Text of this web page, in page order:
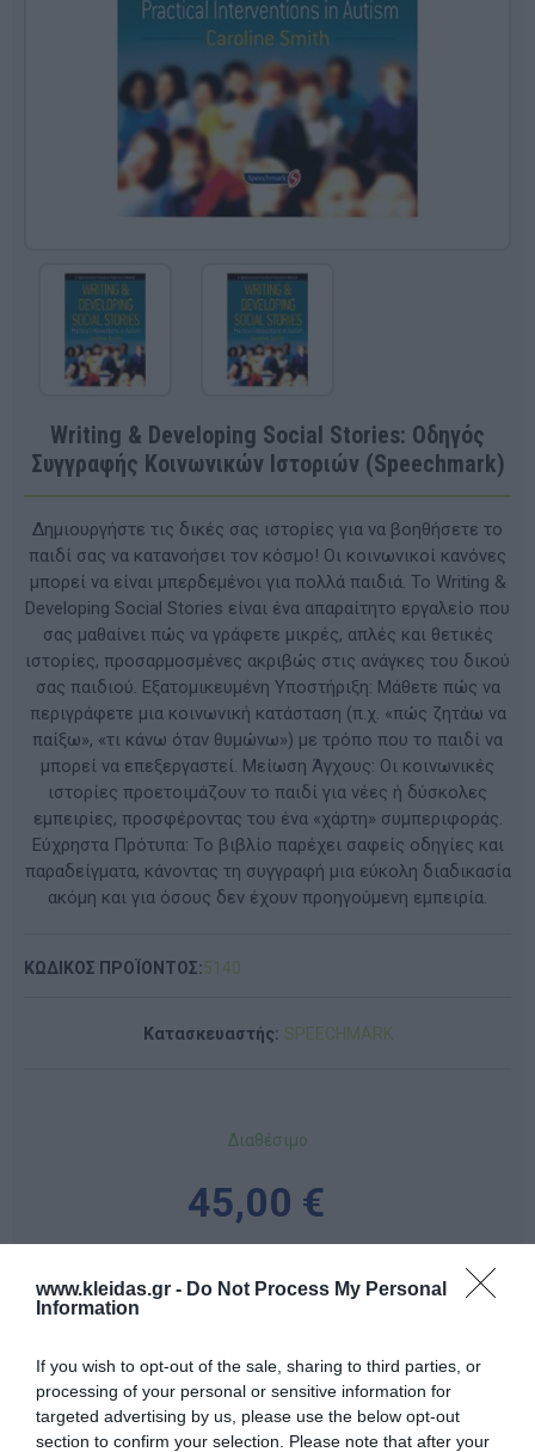
www.kleidas.gr - Do Not Process My Personal
Information
If you wish to opt-out of the sale, sharing to third parties, or
processing of your personal or sensitive information for
targeted advertising by us, please use the below opt-out
section to confirm your selection. Please note that after your
Writing & Developing Social Stories: Οδηγός
Συγγραφής Κοινωνικών Ιστοριών (Speechmark)
Δημιουργήστε τις δικές σας ιστορίες για να βοηθήσετε το
παιδί σας να κατανοήσει τον κόσμο! Οι κοινωνικοί κανόνες
μπορεί να είναι μπερδεμένοι για πολλά παιδιά. Το Writing &
Developing Social Stories είναι ένα απαραίτητο εργαλείο που
σας μαθαίνει πώς να γράφετε μικρές, απλές και θετικές
ιστορίες, προσαρμοσμένες ακριβώς στις ανάγκες του δικού
σας παιδιού. Εξατομικευμένη Υποστήριξη: Μάθετε πώς να
περιγράφετε μια κοινωνική κατάσταση (π.χ. «πώς ζητάω να
παίξω», «τι κάνω όταν θυμώνω») με τρόπο που το παιδί να
μπορεί να επεξεργαστεί. Μείωση Άγχους: Οι κοινωνικές
ιστορίες προετοιμάζουν το παιδί για νέες ή δύσκολες
εμπειρίες, προσφέροντας του ένα «χάρτη» συμπεριφοράς.
Εύχρηστα Πρότυπα: Το βιβλίο παρέχει σαφείς οδηγίες και
παραδείγματα, κάνοντας τη συγγραφή μια εύκολη διαδικασία
ακόμη και για όσους δεν έχουν προηγούμενη εμπειρία.
ΚΩΔΙΚΟΣ ΠΡΟΪΟΝΤΟΣ:5140
Κατασκευαστής: SPEECHMARK
Διαθέσιμο
45,00 €
- +
Προδιαγραφές προϊόντων